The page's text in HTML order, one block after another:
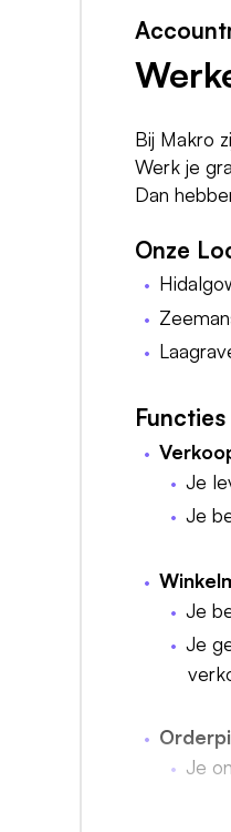
Bij Makro
Werk je
Dan
Onze
Functies
Je
Je
Je
Je
Je